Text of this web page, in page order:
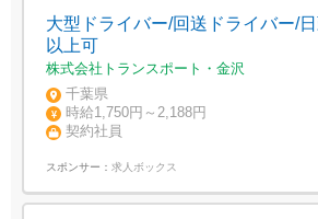
大型ドライバー/回送ドライバー/
以上可
株式会社トランスポート・金沢
千葉県
時給1,750円～2,188円
契約社員
スポンサー： 求人ボックス